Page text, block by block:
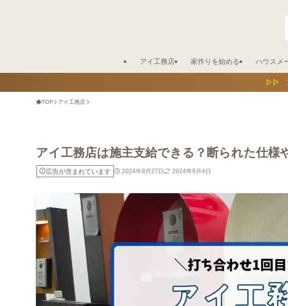
アイ工務店 家作りを始める ハウスメ
▷▷
TOP アイ工務店
アイ工務店は施主支給できる？断られた仕様
広告が含まれています 2024年8月27日 2024年9月4日